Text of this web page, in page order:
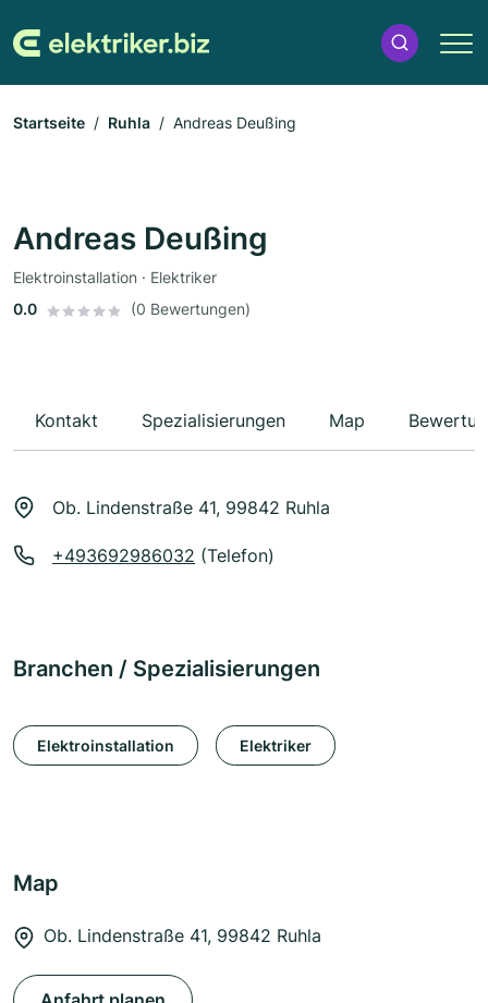
Startseite Ruhla Andreas Deußing
Andreas Deußing
Elektroinstallation · Elektriker
0.0
(0 Bewertungen)
Kontakt Spezialisierungen Map
Ob. Lindenstraße 41, 99842 Ruhla
+493692986032 (Telefon)
Branchen / Spezialisierungen
Elektroinstallation Elektriker
Map
Ob. Lindenstraße 41, 99842 Ruhla